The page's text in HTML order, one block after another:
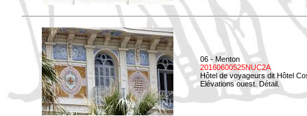
06 - Menton
20160600525NUC2A
Hôtel de voyageurs dit Hôtel
Elévations ouest. Détail.